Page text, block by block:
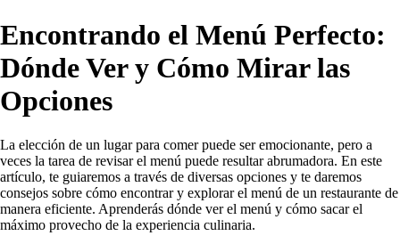
Encontrando el Menú Perfecto:
Dónde Ver y Cómo Mirar las
Opciones
La elección de un lugar para comer puede ser emocionante, pero a
veces la tarea de revisar el menú puede resultar abrumadora. En este
artículo, te guiaremos a través de diversas opciones y te daremos
consejos sobre cómo encontrar y explorar el menú de un restaurante de
manera eficiente. Aprenderás dónde ver el menú y cómo sacar el
máximo provecho de la experiencia culinaria.